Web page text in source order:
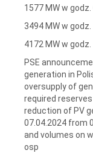
1577 MW w godz.
3494 MW w godz.
4172 MW w godz.
PSE
generation in
oversupply of
required
reduction of PV
07.04.2024 from
and volumes on
osp